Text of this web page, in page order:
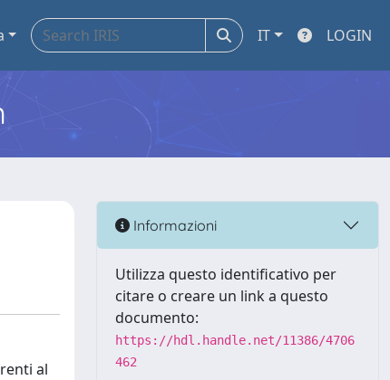
IT LOGIN
al
Informazioni
Utilizza questo identificativo per
citare o creare un link a questo
documento:
https://hdl.handle.net/11386/4706
462